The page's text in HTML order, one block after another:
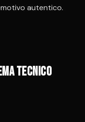
autentico.
tecnico